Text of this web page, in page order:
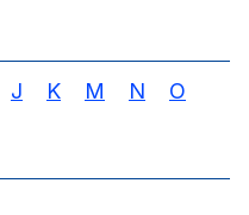
J K M N O